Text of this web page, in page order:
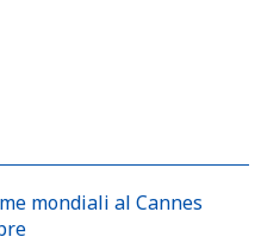
mondiali al Cannes